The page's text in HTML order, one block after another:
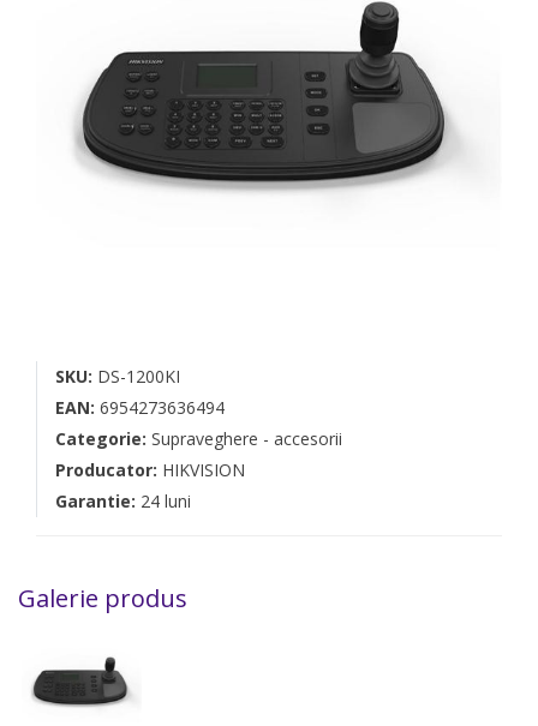
SKU: DS-1200KI
EAN: 6954273636494
Categorie: Supraveghere - accesorii
Producator: HIKVISION
Garantie: 24 luni
Galerie produs